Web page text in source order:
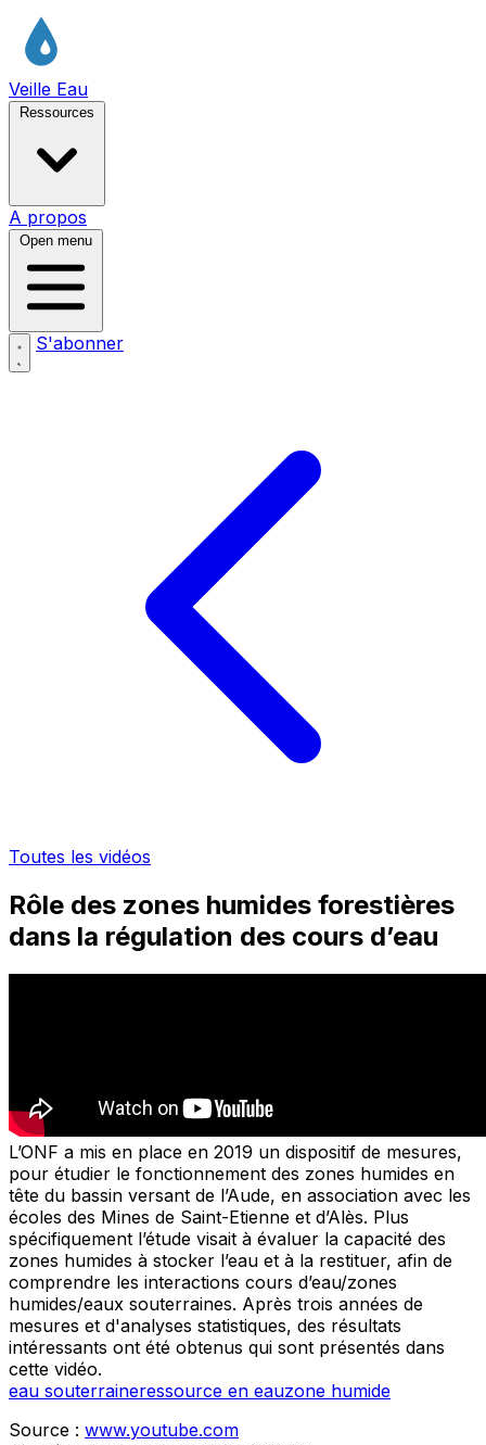
Veille Eau
Ressources
A propos
Open menu
S'abonner
Toutes les vidéos
Rôle des zones humides forestières
dans la régulation des cours d’eau
L’ONF a mis en place en 2019 un dispositif de mesures,
pour étudier le fonctionnement des zones humides en
tête du bassin versant de l’Aude, en association avec les
écoles des Mines de Saint-Etienne et d’Alès. Plus
spécifiquement l’étude visait à évaluer la capacité des
zones humides à stocker l’eau et à la restituer, afin de
comprendre les interactions cours d’eau/zones
humides/eaux souterraines. Après trois années de
mesures et d'analyses statistiques, des résultats
intéressants ont été obtenus qui sont présentés dans
cette vidéo.
eau souterraineressource en eauzone humide
Source : www.youtube.com